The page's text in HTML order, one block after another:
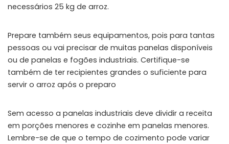
necessários 25 kg de arroz.
Prepare também seus equipamentos, pois para tantas
pessoas ou vai precisar de muitas panelas disponíveis
ou de panelas e fogões industriais. Certifique-se
também de ter recipientes grandes o suficiente para
servir o arroz após o preparo
Sem acesso a panelas industriais deve dividir a receita
em porções menores e cozinhe em panelas menores.
Lembre-se de que o tempo de cozimento pode variar